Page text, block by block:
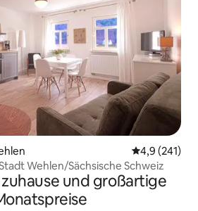
4,9 (241)
Wehlen/Sächsische Schweiz
und großartige